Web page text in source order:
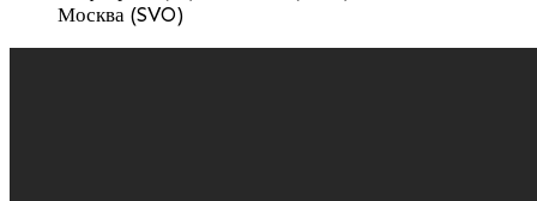
Москва (SVO)